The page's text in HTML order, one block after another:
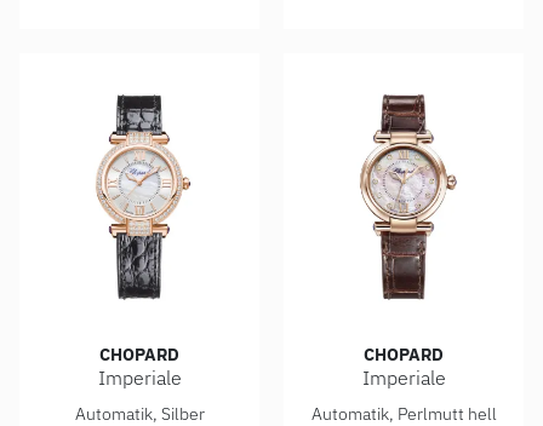
CHOPARD
Imperiale
Chopard Imperiale, Ref: 384319-5007, Preis: 25.000,00 €
Automatik, Silber
CHOPARD
Imperiale
Chopard Imperiale, Ref:
Automatik, Perlmutt hell